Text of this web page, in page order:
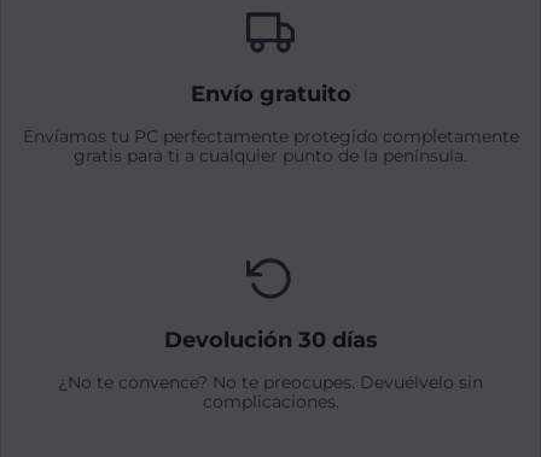
Envío gratuito
Envíamos tu PC perfectamente protegido completamente
gratis para ti a cualquier punto de la península.
Devolución 30 días
¿No te convence? No te preocupes. Devuélvelo sin
complicaciones.